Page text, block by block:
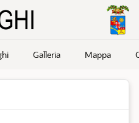
Galleria Mappa